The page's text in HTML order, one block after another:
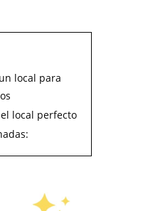
local para
local perfecto